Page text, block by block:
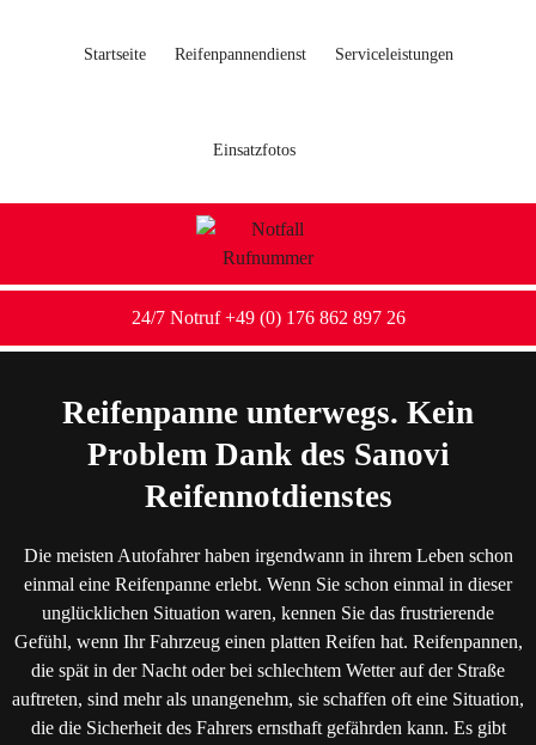
Startseite Reifenpannendienst Serviceleistungen
Einsatzfotos
24/7 Notruf +49 (0) 176 862 897 26
Reifenpanne unterwegs. Kein
Problem Dank des Sanovi
Reifennotdienstes
Die meisten Autofahrer haben irgendwann in ihrem Leben schon
einmal eine Reifenpanne erlebt. Wenn Sie schon einmal in dieser
unglücklichen Situation waren, kennen Sie das frustrierende
Gefühl, wenn Ihr Fahrzeug einen platten Reifen hat. Reifenpannen,
die spät in der Nacht oder bei schlechtem Wetter auf der Straße
auftreten, sind mehr als unangenehm, sie schaffen oft eine Situation,
die die Sicherheit des Fahrers ernsthaft gefährden kann. Es gibt